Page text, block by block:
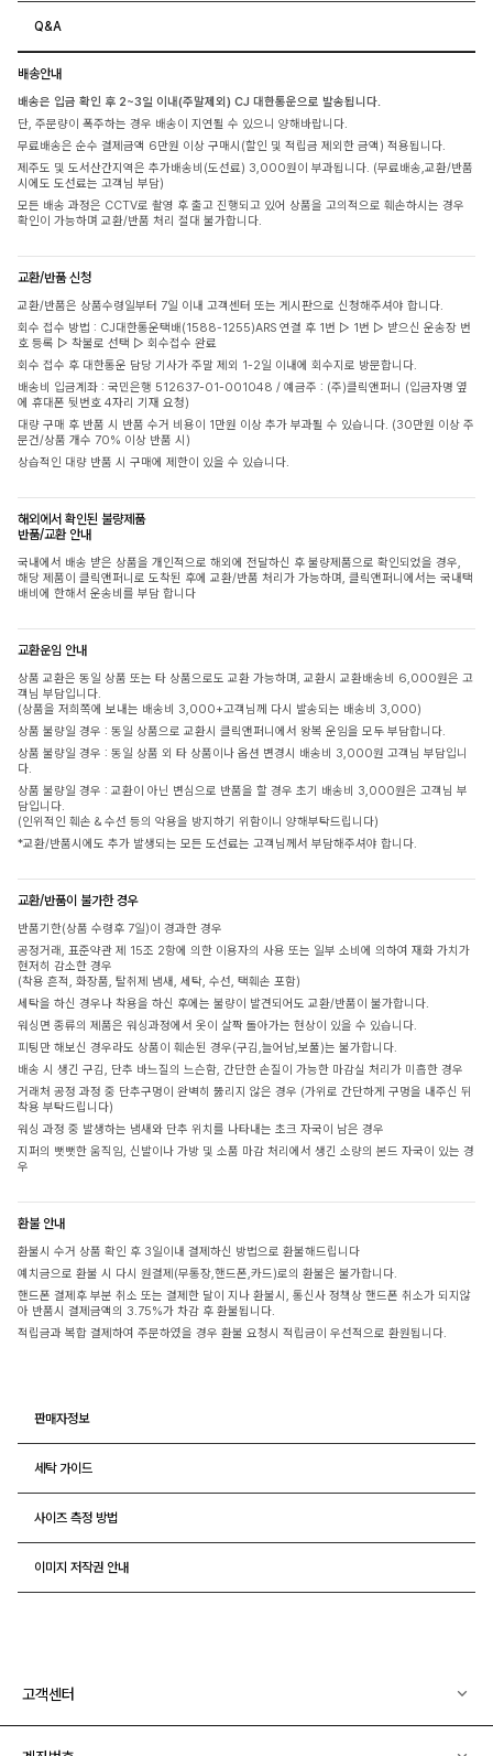
Q&A
배송안내
배송은 입금 확인 후 2~3일 이내(주말제외) CJ 대한통운으로 발송됩니다.
단, 주문량이 폭주하는 경우 배송이 지연될 수 있으니 양해바랍니다.
무료배송은 순수 결제금액 6만원 이상 구매시(할인 및 적립금 제외한 금액) 적용됩니다.
제주도 및 도서산간지역은 추가배송비(도선료) 3,000원이 부과됩니다. (무료배송,교환/반품
시에도 도선료는 고객님 부담)
모든 배송 과정은 CCTV로 촬영 후 출고 진행되고 있어 상품을 고의적으로 훼손하시는 경우
확인이 가능하며 교환/반품 처리 절대 불가합니다.
교환/반품 신청
교환/반품은 상품수령일부터 7일 이내 고객센터 또는 게시판으로 신청해주셔야 합니다.
회수 접수 방법 : CJ대한통운택배(1588-1255)ARS 연결 후 1번 ▷ 1번 ▷ 받으신 운송장 번
호 등록 ▷ 착불로 선택 ▷ 회수접수 완료
회수 접수 후 대한통운 담당 기사가 주말 제외 1-2일 이내에 회수지로 방문합니다.
배송비 입금계좌 : 국민은행 512637-01-001048 / 예금주 : (주)클릭앤퍼니 (입금자명 옆
에 휴대폰 뒷번호 4자리 기재 요청)
대량 구매 후 반품 시 반품 수거 비용이 1만원 이상 추가 부과될 수 있습니다. (30만원 이상 주
문건/상품 개수 70% 이상 반품 시)
상습적인 대량 반품 시 구매에 제한이 있을 수 있습니다.
해외에서 확인된 불량제품
반품/교환 안내
국내에서 배송 받은 상품을 개인적으로 해외에 전달하신 후 불량제품으로 확인되었을 경우,
해당 제품이 클릭앤퍼니로 도착된 후에 교환/반품 처리가 가능하며, 클릭앤퍼니에서는 국내택
배비에 한해서 운송비를 부담 합니다
교환운임 안내
상품 교환은 동일 상품 또는 타 상품으로도 교환 가능하며, 교환시 교환배송비 6,000원은 고
객님 부담입니다.
(상품을 저희쪽에 보내는 배송비 3,000+고객님께 다시 발송되는 배송비 3,000)
상품 불량일 경우 : 동일 상품으로 교환시 클릭앤퍼니에서 왕복 운임을 모두 부담합니다.
상품 불량일 경우 : 동일 상품 외 타 상품이나 옵션 변경시 배송비 3,000원 고객님 부담입니
다.
상품 불량일 경우 : 교환이 아닌 변심으로 반품을 할 경우 초기 배송비 3,000원은 고객님 부
담입니다.
(인위적인 훼손 & 수선 등의 악용을 방지하기 위함이니 양해부탁드립니다)
*교환/반품시에도 추가 발생되는 모든 도선료는 고객님께서 부담해주셔야 합니다.
교환/반품이 불가한 경우
반품기한(상품 수령후 7일)이 경과한 경우
공정거래, 표준약관 제 15조 2항에 의한 이용자의 사용 또는 일부 소비에 의하여 재화 가치가
현저히 감소한 경우
(착용 흔적, 화장품, 탈취제 냄새, 세탁, 수선, 택훼손 포함)
세탁을 하신 경우나 착용을 하신 후에는 불량이 발견되어도 교환/반품이 불가합니다.
워싱면 종류의 제품은 워싱과정에서 옷이 살짝 돌아가는 현상이 있을 수 있습니다.
피팅만 해보신 경우라도 상품이 훼손된 경우(구김,늘어남,보풀)는 불가합니다.
배송 시 생긴 구김, 단추 바느질의 느슨함, 간단한 손질이 가능한 마감실 처리가 미흡한 경우
거래처 공정 과정 중 단추구멍이 완벽히 뚫리지 않은 경우 (가위로 간단하게 구멍을 내주신 뒤
착용 부탁드립니다)
워싱 과정 중 발생하는 냄새와 단추 위치를 나타내는 초크 자국이 남은 경우
지퍼의 뻣뻣한 움직임, 신발이나 가방 및 소품 마감 처리에서 생긴 소량의 본드 자국이 있는 경
우
환불 안내
환불시 수거 상품 확인 후 3일이내 결제하신 방법으로 환불해드립니다
예치금으로 환불 시 다시 원결제(무통장,핸드폰,카드)로의 환불은 불가합니다.
핸드폰 결제후 부분 취소 또는 결제한 달이 지나 환불시, 통신사 정책상 핸드폰 취소가 되지않
아 반품시 결제금액의 3.75%가 차감 후 환불됩니다.
적립금과 복합 결제하여 주문하였을 경우 환불 요청시 적립금이 우선적으로 환원됩니다.
판매자정보
세탁 가이드
사이즈 측정 방법
이미지 저작권 안내
고객센터